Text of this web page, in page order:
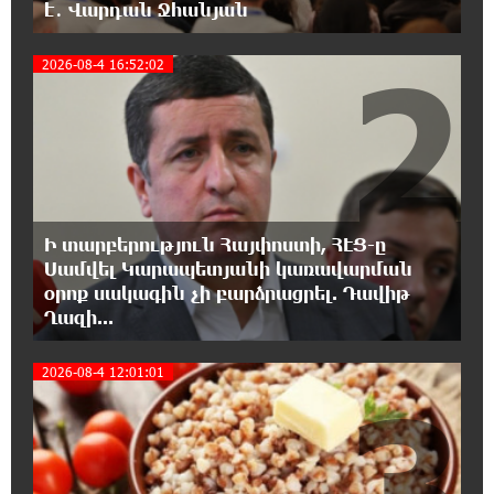
հանրապետության պայմանները
18:21:30 8-08-2026
Երևանում անցկացվել է հաշմանդամություն
ունեցող անձանց միջազգային մարզական
18:02:58 8-08-2026
Դմիտրի Մեդվեդև. Արևմուտքի
քաղաքականությունը Հայաստանի
նկատմամբ կրկնում է վրացական սցենարը
17:36:59 8-08-2026
Հայաստանում լուրջ վտանգներ է
պարունակում. Ավետիք Չալաբյան
17:28:45 8-08-2026
«Հայաքվե»-ի հայտարարությունից հետո
է․ Վարդան Ջհանյան
2026-08-4 16:52:02
Ի տարբերություն Հայփոստի, ՀԷՑ-ը
Սամվել Կարապետյանի կառավարման
օրոք սակագին չի բարձրացրել. Դավիթ
Ղազի...
2
2026-08-4 12:01:01